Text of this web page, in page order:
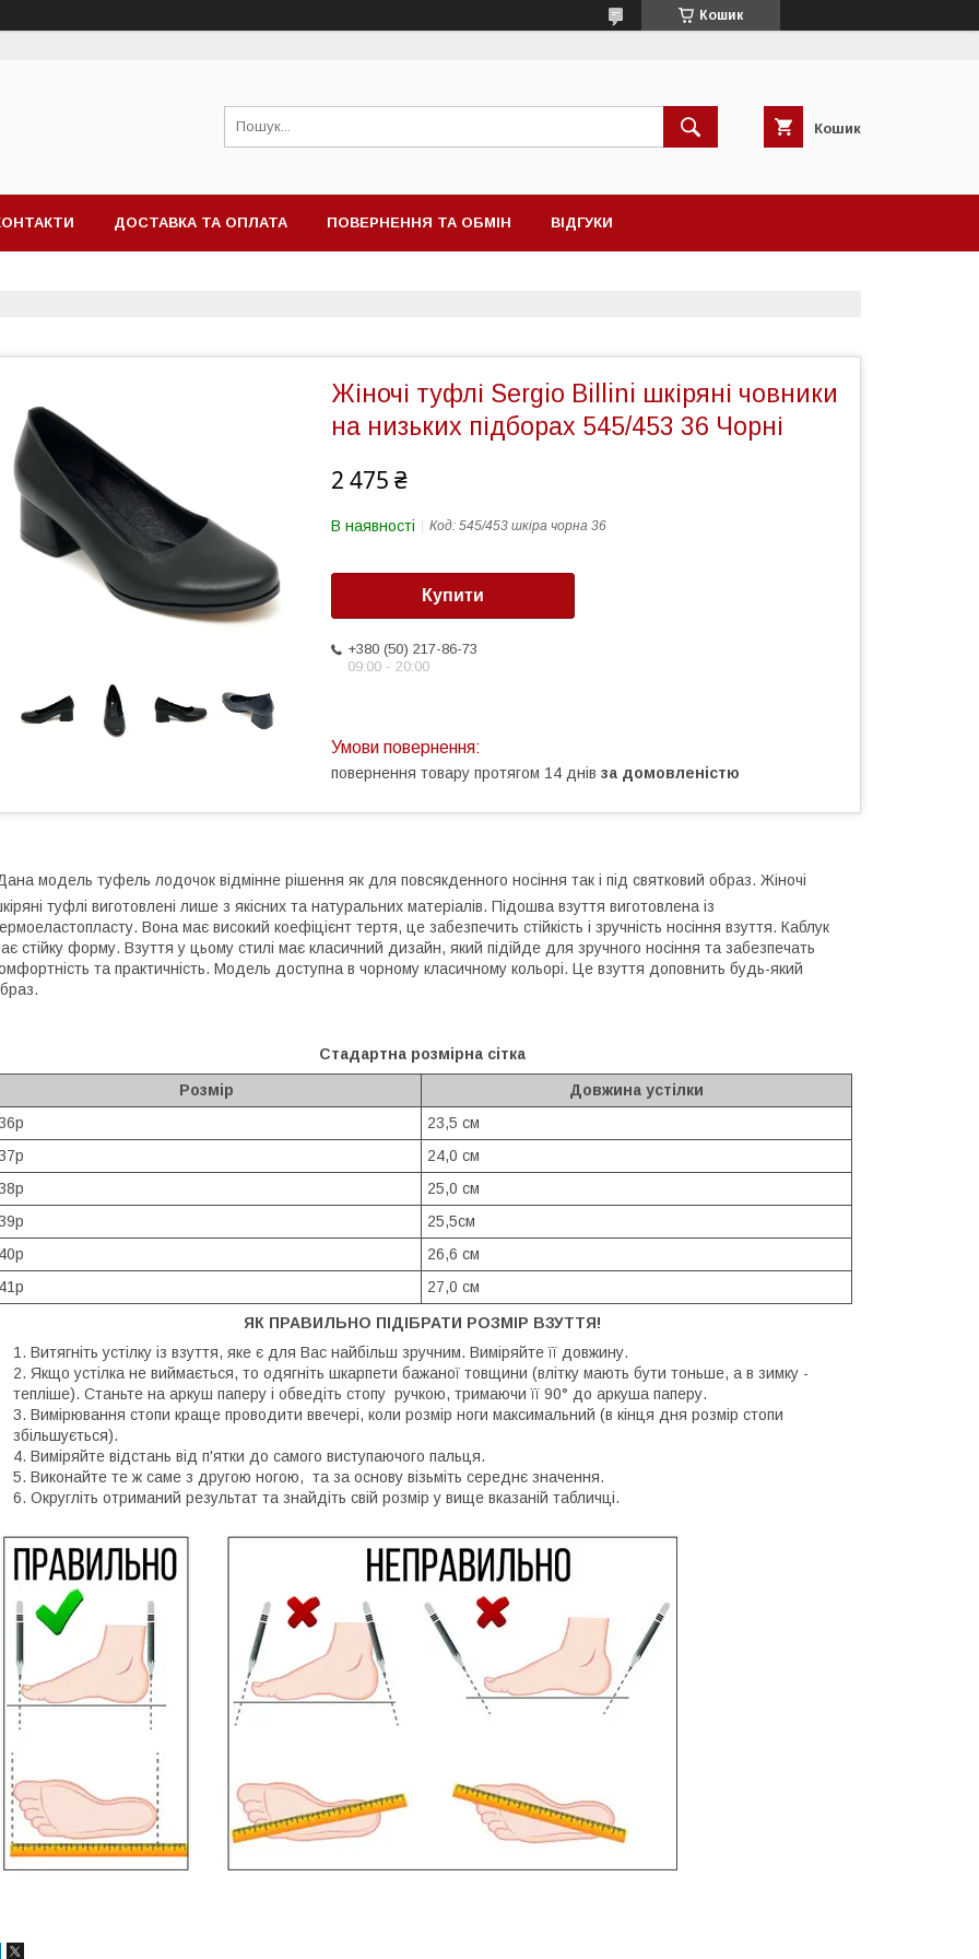
Кошик
Кошик
ДОСТАВКА ТА ОПЛАТА ПОВЕРНЕННЯ ТА ОБМІН ВІДГУКИ
Жіночі туфлі Sergio Billini шкіряні човники
на низьких підборах 545/453 36 Чорні
2 475 ₴
В наявності Код: 545/453 шкіра чорна 36
Купити
+380 (50) 217-86-73
09:00 - 20:00
повернення товару протягом 14 днів за домовленістю
модель туфель лодочок відмінне рішення як для повсякденного носіння так і під святковий образ. Жіночі
туфлі виготовлені лише з якісних та натуральних матеріалів. Підошва взуття виготовлена із
Вона має високий коефіцієнт тертя, це забезпечить стійкість і зручність носіння взуття. Каблук
стійку форму. Взуття у цьому стилі має класичний дизайн, який підійде для зручного носіння та забезпечать
та практичність. Модель доступна в чорному класичному кольорі. Це взуття доповнить будь-який
Стадартна розмірна сітка
Розмір
Довжина устілки
23,5 см
24,0 см
25,0 см
25,5см
26,6 см
27,0 см
ЯК ПРАВИЛЬНО ПІДІБРАТИ РОЗМІР ВЗУТТЯ!
Витягніть устілку із взуття, яке є для Вас найбільш зручним. Виміряйте її довжину.
Якщо устілка не виймається, то одягніть шкарпети бажаної товщини (влітку мають бути тоньше, а в зимку -
тепліше). Станьте на аркуш паперу і обведіть стопу ручкою, тримаючи її 90° до аркуша паперу.
Вимірювання стопи краще проводити ввечері, коли розмір ноги максимальний (в кінця дня розмір стопи
збільшується).
Виміряйте відстань від п'ятки до самого виступаючого пальця.
Виконайте те ж саме з другою ногою, та за основу візьміть середнє значення.
Округліть отриманий результат та знайдіть свій розмір у вище вказаній табличці.